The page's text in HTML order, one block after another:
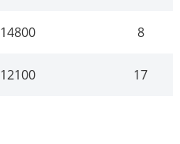
14800 8
12100 17